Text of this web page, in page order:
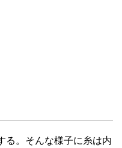
る。そんな様子に糸は内